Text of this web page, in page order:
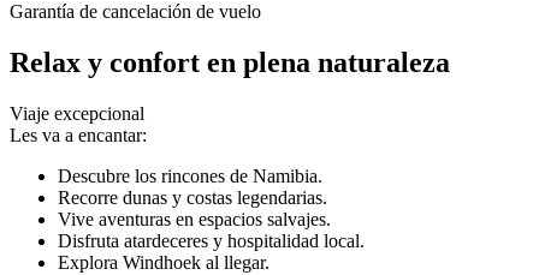
Garantía de cancelación de vuelo
Relax y confort en plena naturaleza
Viaje excepcional
Les va a encantar:
Descubre los rincones de Namibia.
Recorre dunas y costas legendarias.
Vive aventuras en espacios salvajes.
Disfruta atardeceres y hospitalidad local.
Explora Windhoek al llegar.